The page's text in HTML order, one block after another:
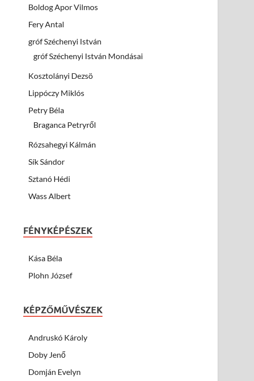
Boldog Apor Vilmos
Fery Antal
gróf Széchenyi István
gróf Széchenyi István Mondásai
Kosztolányi Dezsö
Lippóczy Miklós
Petry Béla
Braganca Petryről
Rózsahegyi Kálmán
Sík Sándor
Sztanó Hédi
Wass Albert
FÉNYKÉPÉSZEK
Kása Béla
Plohn József
KÉPZŐMŰVÉSZEK
Andruskó Károly
Doby Jenő
Domján Evelyn